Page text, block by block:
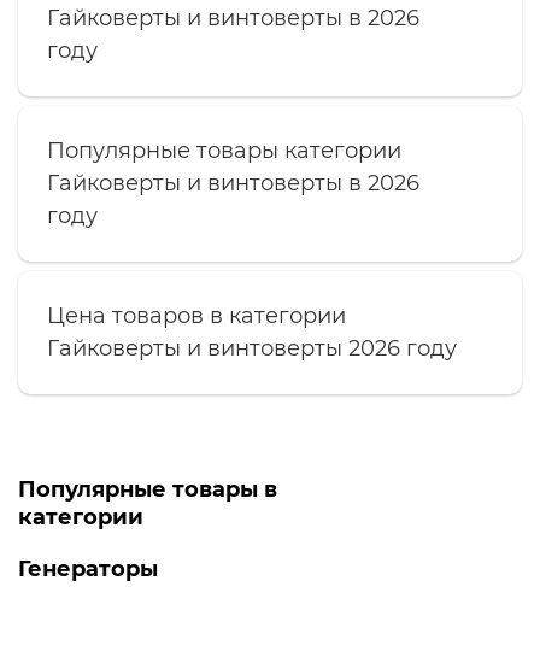
Гайковерты и винтоверты в 2026
году
Популярные товары категории
Гайковерты и винтоверты в 2026
году
Цена товаров в категории
Гайковерты и винтоверты 2026 году
Популярные товары в
категории
Генераторы